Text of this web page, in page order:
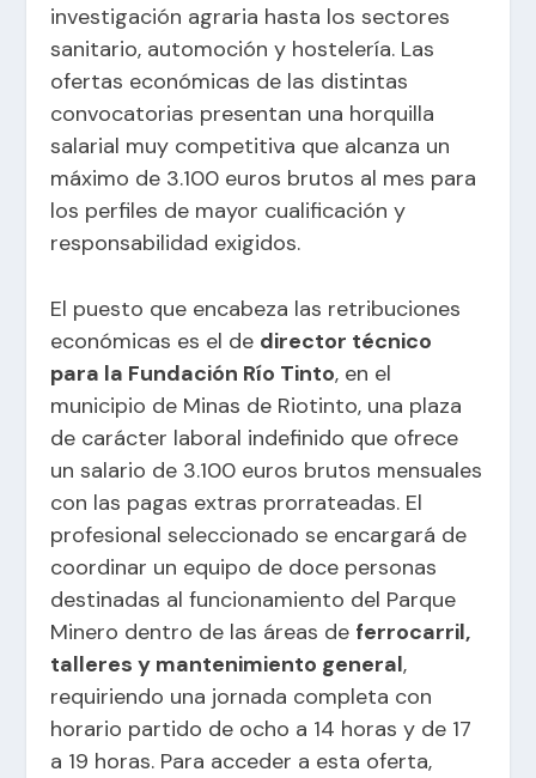
investigación agraria hasta los sectores
sanitario, automoción y hostelería. Las
ofertas económicas de las distintas
convocatorias presentan una horquilla
salarial muy competitiva que alcanza un
máximo de 3.100 euros brutos al mes para
los perfiles de mayor cualificación y
responsabilidad exigidos.
El puesto que encabeza las retribuciones
económicas es el de director técnico
para la Fundación Río Tinto, en el
municipio de Minas de Riotinto, una plaza
de carácter laboral indefinido que ofrece
un salario de 3.100 euros brutos mensuales
con las pagas extras prorrateadas. El
profesional seleccionado se encargará de
coordinar un equipo de doce personas
destinadas al funcionamiento del Parque
Minero dentro de las áreas de ferrocarril,
talleres y mantenimiento general,
requiriendo una jornada completa con
horario partido de ocho a 14 horas y de 17
a 19 horas. Para acceder a esta oferta,